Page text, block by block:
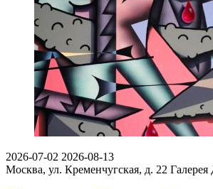
2026-07-02 2026-08-13
Москва, ул. Кременчугская, д. 22